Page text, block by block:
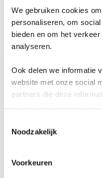
We gebruiken cookies
personaliseren, om
bieden en om het
analyseren.
Ook delen we informatie
website met onze social
partners die deze
Noodzakelijk
Voorkeuren
1.Livingstone
Artikelen